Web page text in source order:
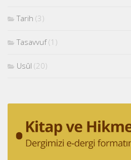
Tarih (3)
Tasavvuf(1)
Usûl (20)